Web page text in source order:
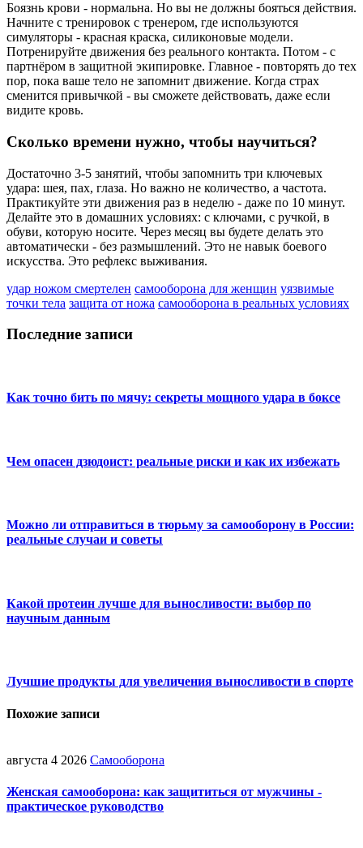
Боязнь крови - нормальна. Но вы не должны бояться действия.
Начните с тренировок с тренером, где используются
симуляторы - красная краска, силиконовые модели.
Потренируйте движения без реального контакта. Потом - с
партнёром в защитной экипировке. Главное - повторять до тех
пор, пока ваше тело не запомнит движение. Когда страх
сменится привычкой - вы сможете действовать, даже если
видите кровь.
Сколько времени нужно, чтобы научиться?
Достаточно 3-5 занятий, чтобы запомнить три ключевых
удара: шея, пах, глаза. Но важно не количество, а частота.
Практикуйте эти движения раз в неделю - даже по 10 минут.
Делайте это в домашних условиях: с ключами, с ручкой, в
обуви, которую носите. Через месяц вы будете делать это
автоматически - без размышлений. Это не навык боевого
искусства. Это рефлекс выживания.
удар ножом смертелен самооборона для женщин уязвимые
точки тела защита от ножа самооборона в реальных условиях
Последние записи
Как точно бить по мячу: секреты мощного удара в боксе
Чем опасен дзюдоист: реальные риски и как их избежать
Можно ли отправиться в тюрьму за самооборону в России:
реальные случаи и советы
Какой протеин лучше для выносливости: выбор по
научным данным
Лучшие продукты для увеличения выносливости в спорте
Похожие записи
августа 4 2026 Самооборона
Женская самооборона: как защититься от мужчины -
практическое руководство